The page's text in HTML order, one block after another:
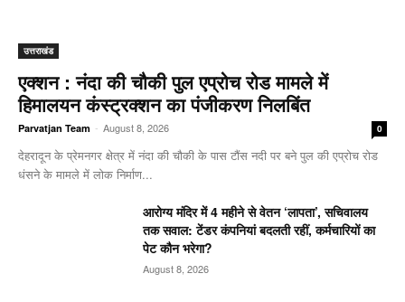
उत्तराखंड
एक्शन : नंदा की चौकी पुल एप्रोच रोड मामले में
हिमालयन कंस्ट्रक्शन का पंजीकरण निलबिंत
Parvatjan Team - August 8, 2026 0
देहरादून के प्रेमनगर क्षेत्र में नंदा की चौकी के पास टौंस नदी पर बने पुल की एप्रोच रोड
धंसने के मामले में लोक निर्माण...
आरोग्य मंदिर में 4 महीने से वेतन ‘लापता’, सचिवालय
तक सवाल: टेंडर कंपनियां बदलती रहीं, कर्मचारियों का
पेट कौन भरेगा?
August 8, 2026